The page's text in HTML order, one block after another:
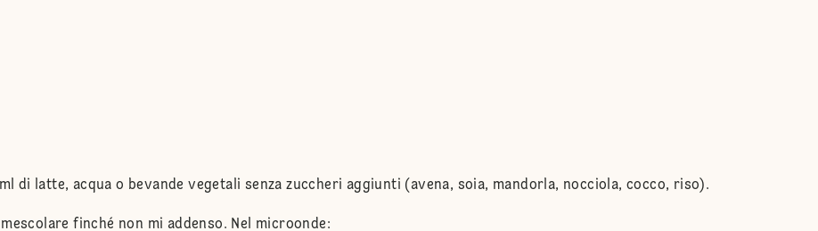
di latte, acqua o bevande vegetali senza zuccheri aggiunti (avena, soia, mandorla, nocciola, cocco, riso).
finché non mi addenso. Nel microonde: